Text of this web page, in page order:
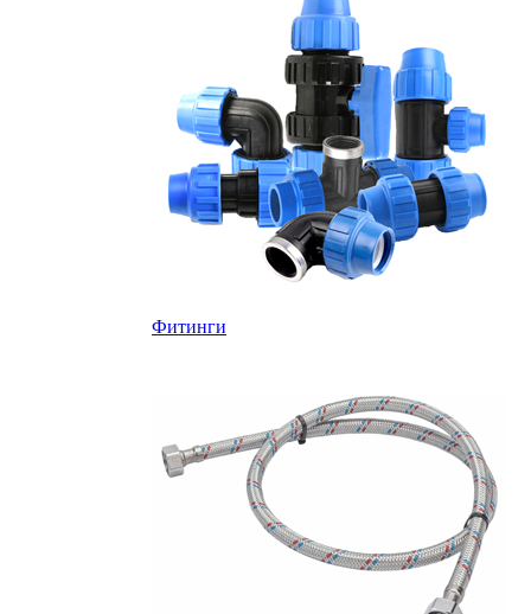
Фитинги